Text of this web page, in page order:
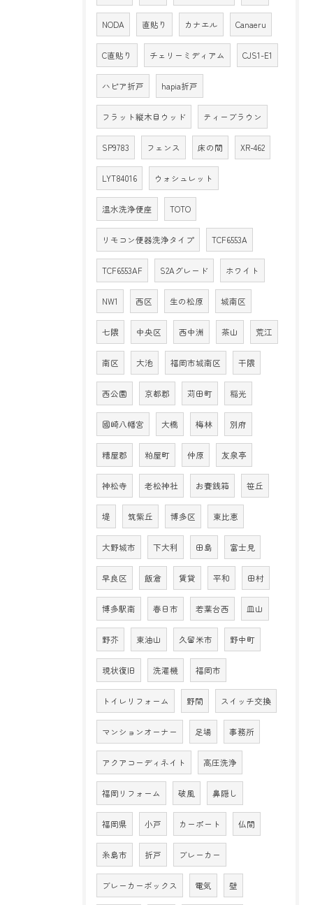
NODA 直貼り カナエル Canaeru
C直貼り チェリーミディアム CJS1-E1
ハピア折戸 hapia折戸
フラット縦木目ウッド ティーブラウン
SP9783 フェンス 床の間 XR-462
LYT84016 ウォシュレット
温水洗浄便座 TOTO
リモコン便器洗浄タイプ TCF6553A
TCF6553AF S2Aグレード ホワイト
NW1 西区 生の松原 城南区
七隈 中央区 西中洲 茶山 荒江
南区 大池 福岡市城南区 干隈
西公園 京都郡 苅田町 稲光
國崎八幡宮 大橋 梅林 別府
糟屋郡 粕屋町 仲原 友泉亭
神松寺 老松神社 お賽銭箱 笹丘
堤 筑紫丘 博多区 東比恵
大野城市 下大利 田島 富士見
早良区 飯倉 賃貸 平和 田村
博多駅南 春日市 若葉台西 皿山
野芥 東油山 久留米市 野中町
現状復旧 洗濯機 福岡市
トイレリフォーム 野間 スイッチ交換
マンションオーナー 足場 事務所
アクアコーディネイト 高圧洗浄
福岡リフォーム 破風 鼻隠し
福岡県 小戸 カーポート 仏間
糸島市 折戸 ブレーカー
ブレーカーボックス 電気 壁